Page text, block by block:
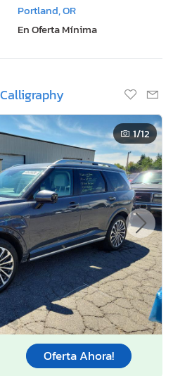
Portland, OR
En Oferta Mínima
1/12
Oferta Ahora!